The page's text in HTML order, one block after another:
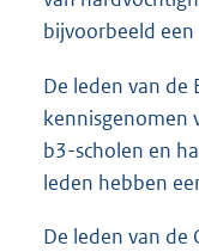
bijvoorbeeld
De leden van de
kennisgenomen
b3-scholen en
leden hebben
De leden van de